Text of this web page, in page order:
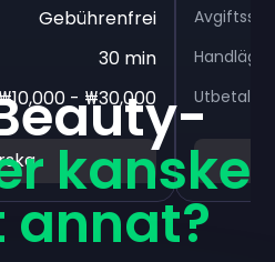
Gebührenfrei
30 min
- ₩30,000
kanske